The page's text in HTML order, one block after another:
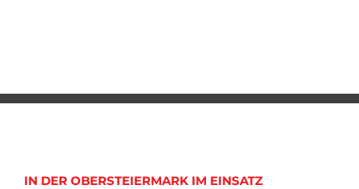
IN DER OBERSTEIERMARK IM EINSATZ